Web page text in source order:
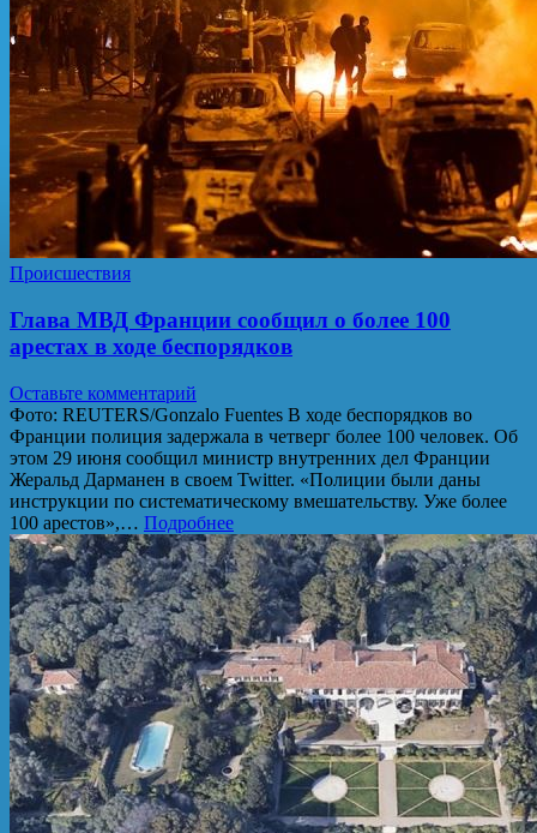
Происшествия
Глава МВД Франции сообщил о более 100
арестах в ходе беспорядков
Оставьте комментарий
Фото: REUTERS/Gonzalo Fuentes В ходе беспорядков во
Франции полиция задержала в четверг более 100 человек. Об
этом 29 июня сообщил министр внутренних дел Франции
Жеральд Дарманен в своем Twitter. «Полиции были даны
инструкции по систематическому вмешательству. Уже более
100 арестов»,… Подробнее